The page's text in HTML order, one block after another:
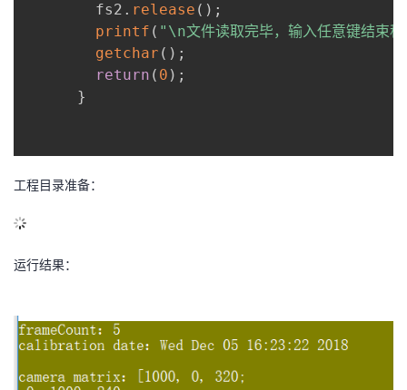
      	fs2
. release ( ) ;
printf ( "\n文件读取完毕，输入任意键结束
getchar ( ) ;
return ( 0 ) ;
}
工程目录准备：